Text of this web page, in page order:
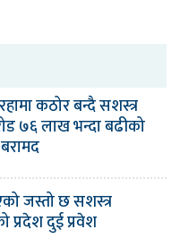
कठोर बन्दै सशस्त्र
७६ लाख भन्दा बढीको
जस्तो छ सशस्त्र
प्रदेश दुई प्रवेश